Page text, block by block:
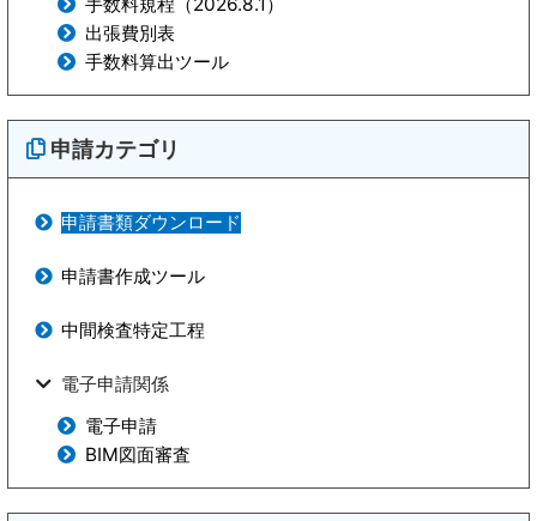
出張費別表
手数料算出ツール
申請カテゴリ
申請書類ダウンロード
申請書作成ツール
中間検査特定工程
電子申請関係
電子申請
BIM図面審査